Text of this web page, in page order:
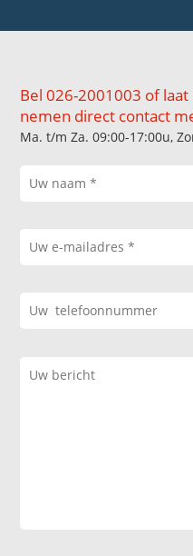
Bel 026-2001003 of
nemen direct contact
Ma. t/m Za. 09:00-17:00u,